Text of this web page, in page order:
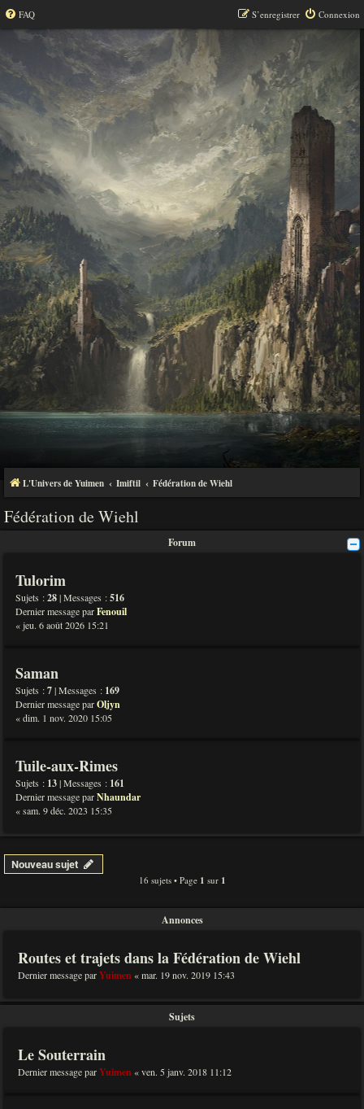
FAQ Connexion
S’enregistrer
L'Univers de Yuimen Imiftil Fédération de Wiehl
Fédération de Wiehl
Forum
Tulorim
Sujets :28| Messages :516
Dernier message parFenouil
« jeu. 6 août 2026 15:21
Saman
Sujets :7| Messages : 169
Dernier message parOljyn
« dim. 1 nov. 2020 15:05
Tuile-aux-Rimes
Sujets : 13| Messages : 161
Dernier message parNhaundar
« sam. 9 déc. 2023 15:35
Nouveau sujet
16 sujets • Page 1 sur 1
Annonces
Routes et trajets dans la Fédération de Wiehl
Dernier message parYuimen «mar. 19 nov. 2019 15:43
Sujets
Le Souterrain
Dernier message parYuimen «ven. 5 janv. 2018 11:12